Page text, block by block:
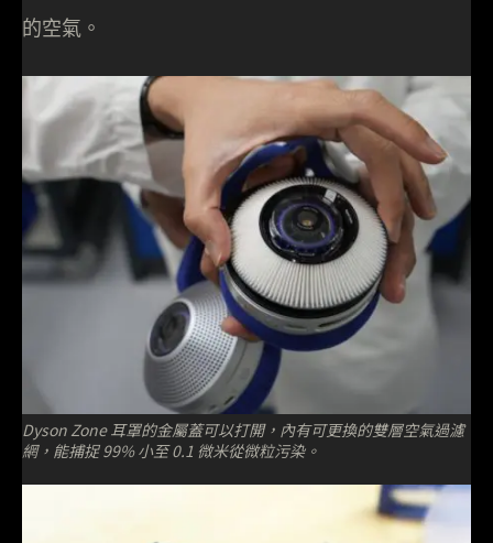
的空氣。
Dyson Zone 耳罩的金屬蓋可以打開，內有可更換的雙層空氣過濾
網，能捕捉 99% 小至 0.1 微米從微粒污染。